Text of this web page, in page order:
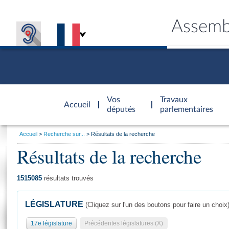
Accueil
d'accueil
Vos
députés
Travaux
parlementaires
Général
Vous
Accueil Recherche sur... Résultats de la recherche
Résultats de la recherche
1515085 résultats trouvés
LÉGISLATURE (Cliquez sur l'un des boutons pour faire un choix)
17e législature Précédentes législatures (X)